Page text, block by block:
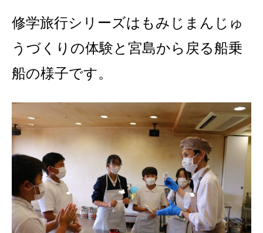
修学旅行シリーズはもみじまんじゅ
うづくりの体験と宮島から戻る船乗
船の様子です。